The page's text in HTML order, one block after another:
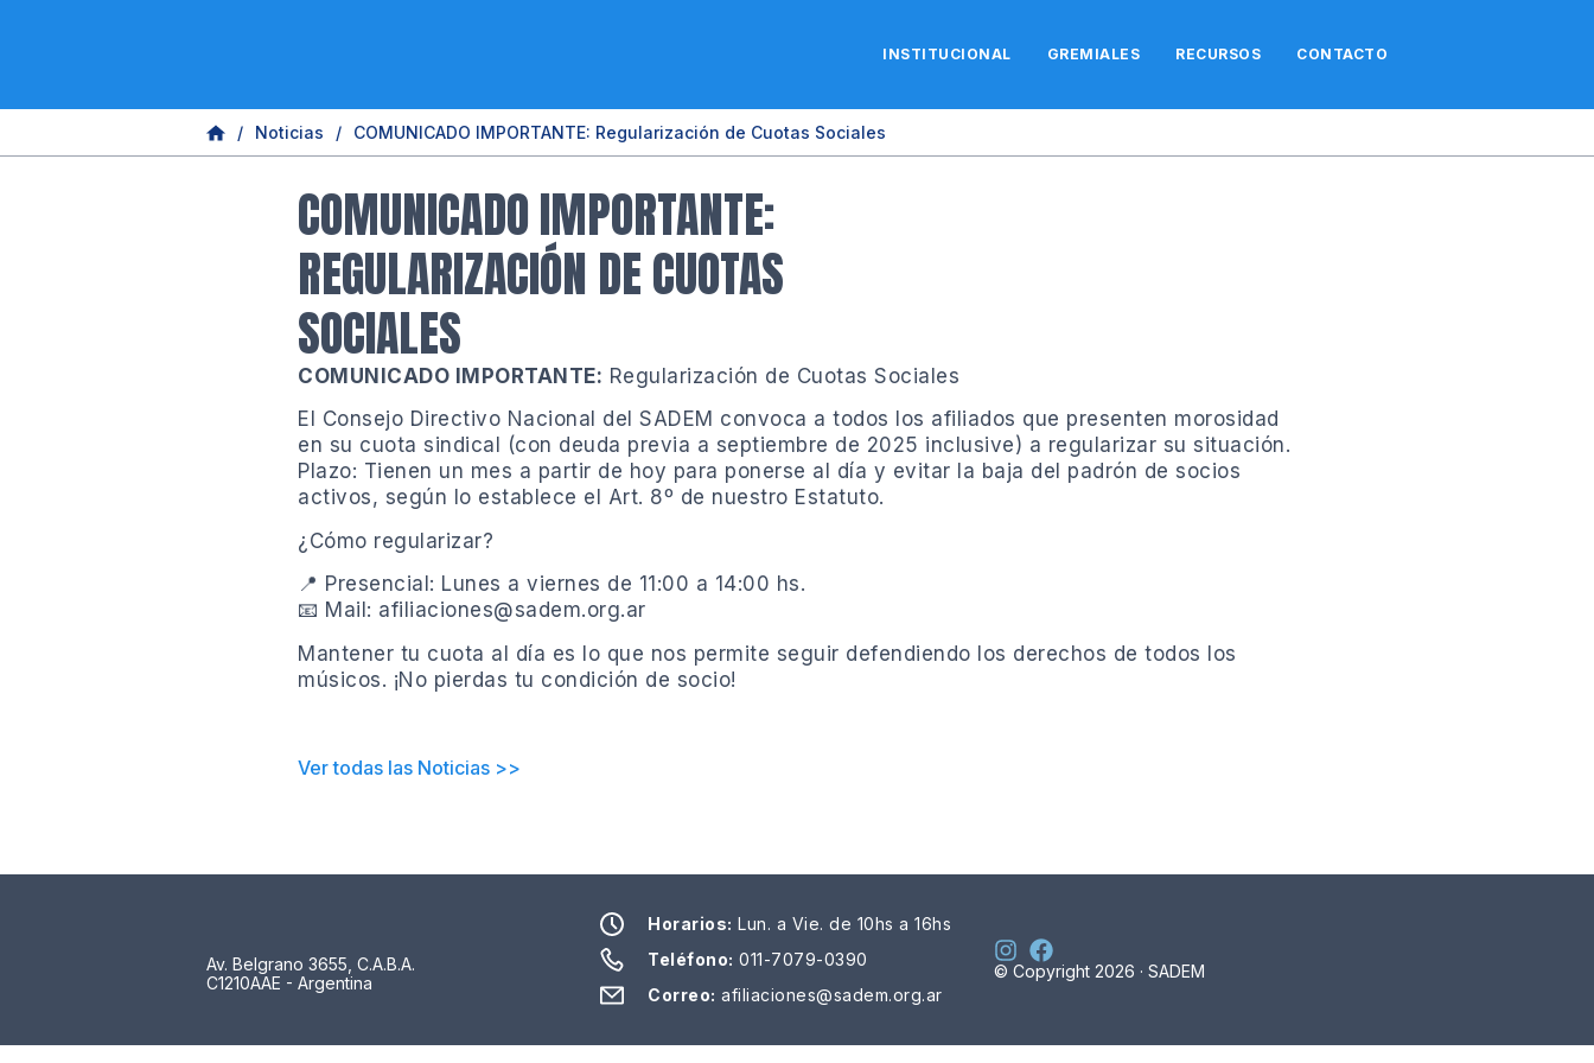
INSTITUCIONAL GREMIALES RECURSOS CONTACTO
/ Noticias / COMUNICADO IMPORTANTE: Regularización de Cuotas Sociales
COMUNICADO IMPORTANTE:
REGULARIZACIÓN DE CUOTAS
SOCIALES
COMUNICADO IMPORTANTE: Regularización de Cuotas Sociales
​El Consejo Directivo Nacional del SADEM convoca a todos los afiliados que presenten morosidad
en su cuota sindical (con deuda previa a septiembre de 2025 inclusive) a regularizar su situación.
​Plazo: Tienen un mes a partir de hoy para ponerse al día y evitar la baja del padrón de socios
activos, según lo establece el Art. 8º de nuestro Estatuto.
​¿Cómo regularizar?
📍 Presencial: Lunes a viernes de 11:00 a 14:00 hs.
📧 Mail: afiliaciones@sadem.org.ar
​Mantener tu cuota al día es lo que nos permite seguir defendiendo los derechos de todos los
músicos. ¡No pierdas tu condición de socio!
Ver todas las Noticias >>
Av. Belgrano 3655, C.A.B.A.
C1210AAE - Argentina
Horarios: Lun. a Vie. de 10hs a 16hs
Teléfono: 011-7079-0390
Correo: afiliaciones@sadem.org.ar
© Copyright 2026 · SADEM